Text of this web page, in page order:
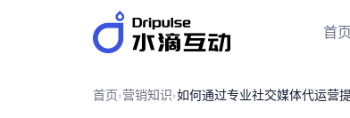
首页
首页›营销知识›如何通过专业社交媒体代运营